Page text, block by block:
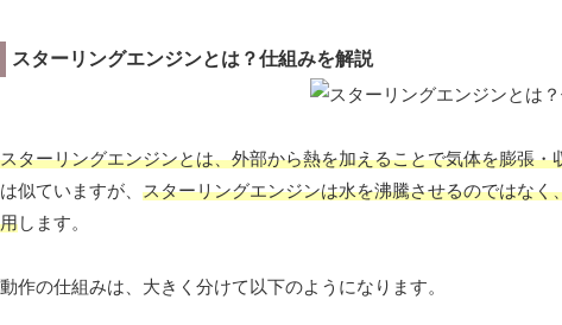
スターリングエンジンとは？仕組みを解説
スターリングエンジンとは、外部から熱を加えることで気体を膨張
は似ていますが、 スターリングエンジンは水を沸騰させるのではな
用します。
動作の仕組みは、大きく分けて以下のようになります。